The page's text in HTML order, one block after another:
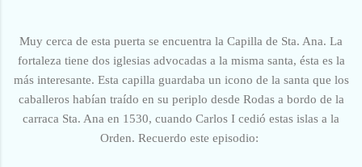
Muy cerca de esta puerta se encuentra la Capilla de Sta. Ana. La
fortaleza tiene dos iglesias advocadas a la misma santa, ésta es la
más interesante. Esta capilla guardaba un icono de la santa que los
caballeros habían traído en su periplo desde Rodas a bordo de la
carraca Sta. Ana en 1530, cuando Carlos I cedió estas islas a la
Orden. Recuerdo este episodio: